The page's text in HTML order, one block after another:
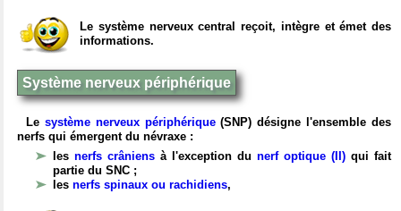
Le système nerveux central reçoit, intègre et émet des
informations.
Système nerveux périphérique
Le système nerveux périphérique(SNP) désigne l'ensemble des
nerfs qui émergent du névraxe :
les nerfs crâniens à l'exception du nerf optique (II) qui fait
partie du SNC ;
les nerfs spinaux ou rachidiens,